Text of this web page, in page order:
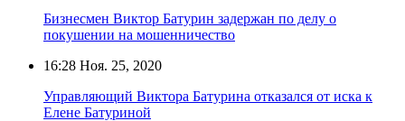
Бизнесмен Виктор Батурин задержан по делу о
покушении на мошенничество
16:28 Ноя. 25, 2020
Управляющий Виктора Батурина отказался от иска к
Елене Батуриной